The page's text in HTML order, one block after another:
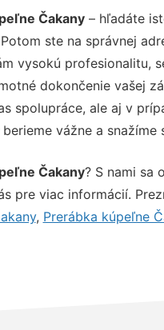
Čakany– hľadáte
ste na správnej
vysokú profesionalitu,
dokončenie vašej
spolupráce, ale aj v
vážne a
Čakany? S nami sa
pre viac informácií.
, Prerábka kúpeľne